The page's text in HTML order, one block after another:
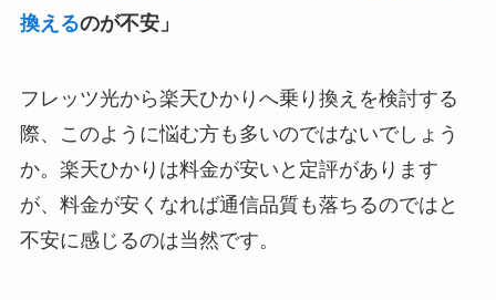
換えるのが不安」
フレッツ光から楽天ひかりへ乗り換えを検討する
際、このように悩む方も多いのではないでしょう
か。楽天ひかりは料金が安いと定評があります
が、料金が安くなれば通信品質も落ちるのではと
不安に感じるのは当然です。